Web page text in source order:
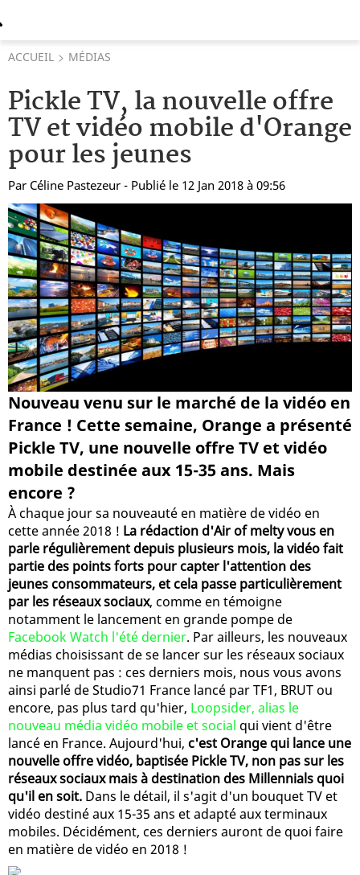
ACCUEIL MÉDIAS
Pickle TV, la nouvelle offre
TV et vidéo mobile d'Orange
pour les jeunes
Par Céline Pastezeur - Publié le 12 Jan 2018 à 09:56
Nouveau venu sur le marché de la vidéo en
France ! Cette semaine, Orange a présenté
Pickle TV, une nouvelle offre TV et vidéo
mobile destinée aux 15-35 ans. Mais
encore ?
À chaque jour sa nouveauté en matière de vidéo en
cette année 2018 ! La rédaction d'Air of melty vous en
parle régulièrement depuis plusieurs mois, la vidéo fait
partie des points forts pour capter l'attention des
jeunes consommateurs, et cela passe particulièrement
par les réseaux sociaux, comme en témoigne
notamment le lancement en grande pompe de
Facebook Watch l'été dernier. Par ailleurs, les nouveaux
médias choisissant de se lancer sur les réseaux sociaux
ne manquent pas : ces derniers mois, nous vous avons
ainsi parlé de Studio71 France lancé par TF1, BRUT ou
encore, pas plus tard qu'hier, Loopsider, alias le
nouveau média vidéo mobile et social qui vient d'être
lancé en France. Aujourd'hui, c'est Orange qui lance une
nouvelle offre vidéo, baptisée Pickle TV, non pas sur les
réseaux sociaux mais à destination des Millennials quoi
qu'il en soit. Dans le détail, il s'agit d'un bouquet TV et
vidéo destiné aux 15-35 ans et adapté aux terminaux
mobiles. Décidément, ces derniers auront de quoi faire
en matière de vidéo en 2018 !